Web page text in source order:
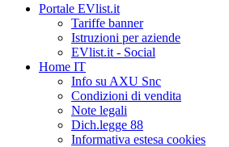
Portale EVlist.it
Tariffe banner
Istruzioni per aziende
EVlist.it - Social
Home IT
Info su AXU Snc
Condizioni di vendita
Note legali
Dich.legge 88
Informativa estesa cookies